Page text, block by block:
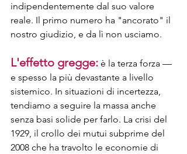
indipendentemente dal suo valore
reale. Il primo numero ha "ancorato" il
nostro giudizio, e da lì non usciamo.
L'effetto gregge: è la terza forza —
e spesso la più devastante a livello
sistemico. In situazioni di incertezza,
tendiamo a seguire la massa anche
senza basi solide per farlo. La crisi del
1929, il crollo dei mutui subprime del
2008 che ha travolto le economie di